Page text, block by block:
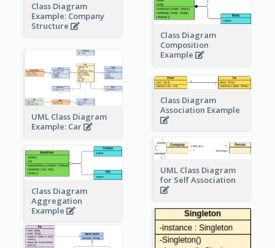
Class Diagram
Example: Company
Structure
Class Diagram
Composition
Example
UML Class Diagram
Example: Car
Class Diagram
Association Example
UML Class Diagram
for Self Association
Class Diagram
Aggregation
Example